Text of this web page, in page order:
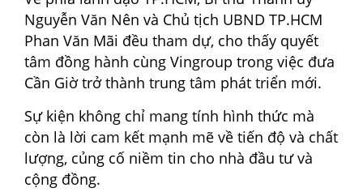
Nguyễn Văn Nên và Chủ tịch UBND TP.HCM
Phan Văn Mãi đều tham dự, cho thấy quyết
tâm đồng hành cùng Vingroup trong việc đưa
Cần Giờ trở thành trung tâm phát triển mới.
Sự kiện không chỉ mang tính hình thức mà
còn là lời cam kết mạnh mẽ về tiến độ và chất
lượng, củng cố niềm tin cho nhà đầu tư và
cộng đồng.